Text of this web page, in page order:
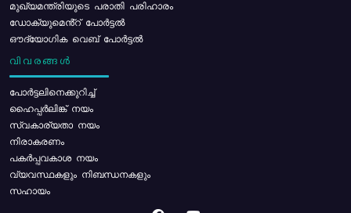
മുഖ്യമന്ത്രിയുടെ പരാതി പരിഹാരം
ഡോക്യുമെൻ്റ് പോർട്ടൽ
ഔദ്യോഗിക വെബ് പോർട്ടൽ
വിവരങ്ങൾ
പോര്‍ട്ടലിനെക്കുറിച്ച്
ഹൈപ്പർലിങ്ക് നയം
സ്വകാര്യതാ നയം
നിരാകരണം
പകർപ്പവകാശ നയം
വ്യവസ്ഥകളും നിബന്ധനകളും
സഹായം